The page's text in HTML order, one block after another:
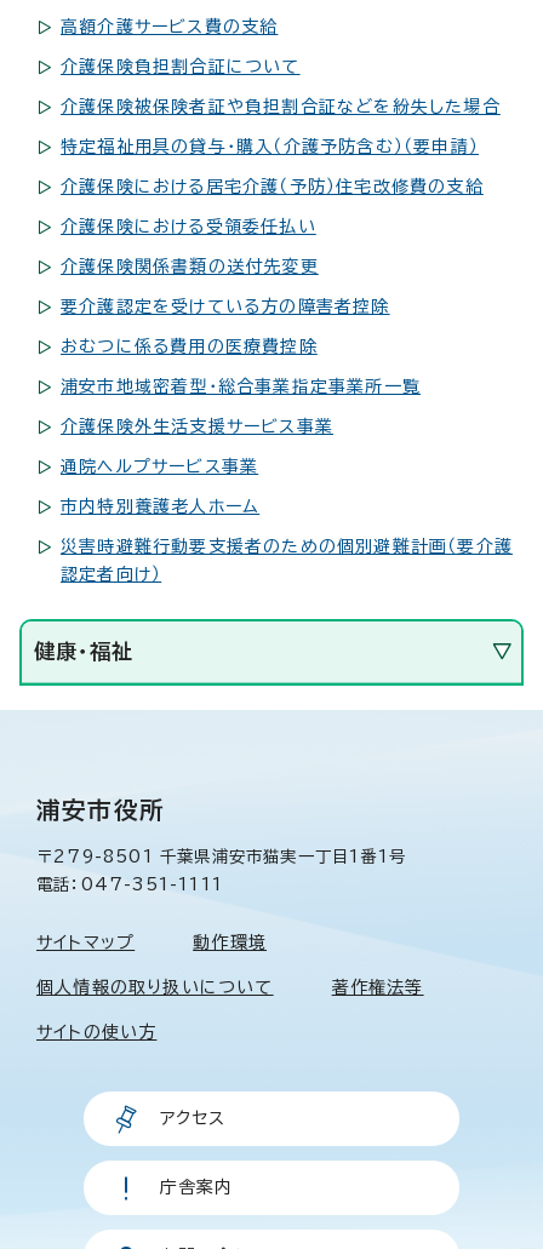
高額介護サービス費の支給
介護保険負担割合証について
介護保険被保険者証や負担割合証などを紛失した場合
特定福祉用具の貸与・購入（介護予防含む）（要申請）
介護保険における居宅介護（予防）住宅改修費の支給
介護保険における受領委任払い
介護保険関係書類の送付先変更
要介護認定を受けている方の障害者控除
おむつに係る費用の医療費控除
浦安市地域密着型・総合事業指定事業所一覧
介護保険外生活支援サービス事業
通院ヘルプサービス事業
市内特別養護老人ホーム
災害時避難行動要支援者のための個別避難計画（要介護
認定者向け）
健康・福祉
浦安市役所
〒279-8501 千葉県浦安市猫実一丁目1番1号
電話：047-351-1111
サイトマップ 動作環境
個人情報の取り扱いについて 著作権法等
サイトの使い方
アクセス
庁舎案内